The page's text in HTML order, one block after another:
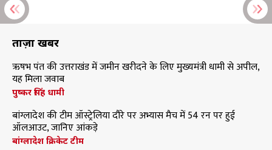
ताज़ा खबरें
ऋषभ पंत की उत्तराखंड में जमीन खरीदने के लिए मुख्यमंत्री धामी से अपील,
यह मिला जवाब
पुष्कर सिंह धामी
बांग्लादेश की टीम ऑस्ट्रेलिया दौरे पर अभ्यास मैच में 54 रन पर हुई
ऑलआउट, जानिए आंकड़े
बांग्लादेश क्रिकेट टीम